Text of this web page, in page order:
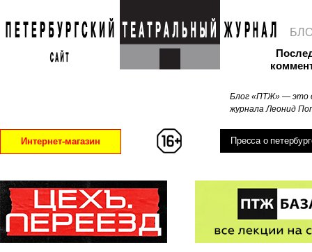
Блог «ПТЖ» — это
журнала Леонид
Интернет-магазин Пресса о